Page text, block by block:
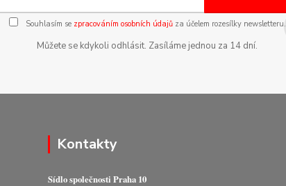
Souhlasím se zpracováním osobních údajůza účelem rozesílky newsletteru.
Můžete se kdykoli odhlásit. Zasíláme jednou za 14 dní.
Kontakty
Sídlo společnosti Praha 10